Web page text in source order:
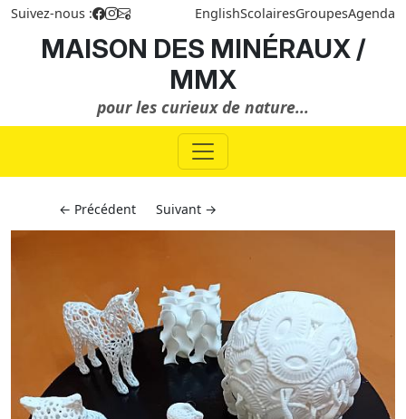
Suivez-nous : EnglishScolairesGroupesAgenda
MAISON DES MINÉRAUX /
MMX
pour les curieux de nature...
← Précédent Suivant →